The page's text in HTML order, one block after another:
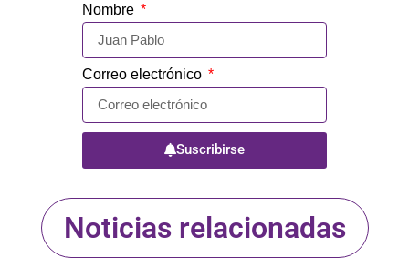
Nombre
Correo electrónico
Suscribirse
Noticias relacionadas